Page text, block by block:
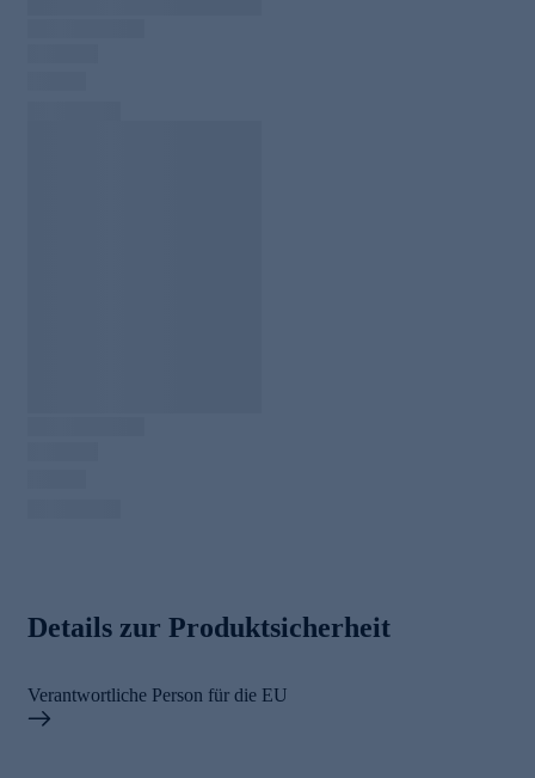
Details zur Produktsicherheit
Verantwortliche Person für die EU